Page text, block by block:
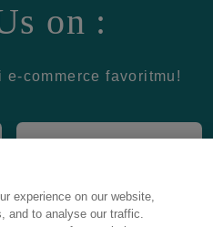
on :
commerce favoritmu!
experience on our website,
and to analyse our traffic.